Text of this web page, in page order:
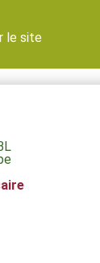
le site